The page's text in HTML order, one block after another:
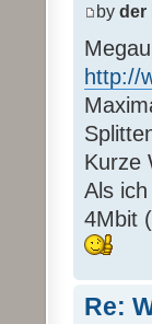
by der
http://
Kurze
Als
4Mbit
Re: